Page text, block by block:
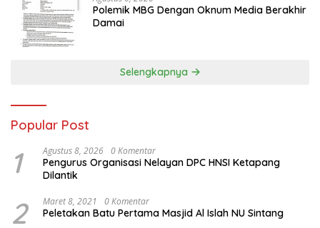
Polemik MBG Dengan Oknum Media Berakhir
Damai
Selengkapnya
Popular Post
1 Agustus 8, 2026 0 Komentar
Pengurus Organisasi Nelayan DPC HNSI Ketapang
Dilantik
2 Maret 8, 2021 0 Komentar
Peletakan Batu Pertama Masjid Al Islah NU Sintang